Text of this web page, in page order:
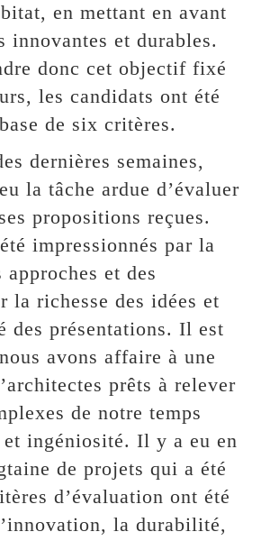
en mettant en avant
innovantes et durables.
donc cet objectif fixé
les candidats ont été
de six critères.
dernières semaines,
la tâche ardue d’évaluer
propositions reçues.
impressionnés par la
et des
la richesse des idées et
des présentations. Il est
avons affaire à une
prêts à relever
de notre temps
et ingéniosité. Il y a eu en
de projets qui a été
d’évaluation ont été
la durabilité,